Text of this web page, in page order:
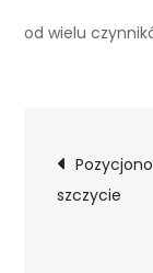
od wielu
szczycie